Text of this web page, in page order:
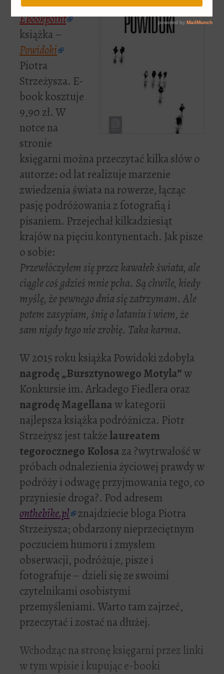
promocji na
Ebookpoint
książka –
Powidoki
Piotra
Strzeżysza. E-
book kosztuje
9,90 zł. W
notce na
stronie
księgarni można przeczytać kilka słów o
autorze: od lat realizuje marzenie
zwiedzenia świata na rowerze, łącząc
pasję podróżowania z fotografią i
pisaniem. Przejechał kilkadziesiąt
krajów na pięciu kontynentach. Jak pisze
o sobie:
Przewłóczyłem się przez kawałek świata, ale
ciągle coś gdzieś mnie pcha. Są chwile, kiedy
myślę, że pewnego dnia się zatrzymam. Ale
potem zasypiam, śnię o lataniu i wiem, że
sam nigdy tego nie zrobię. Taka karma.
W 2015 roku książka Powidoki zdobyła
nagrodę „Bursztynowego Motyla”w
Konkursie im. Arkadego Fiedlera oraz
nagrodę Magellanaw kategorii
najlepsza książka podróżnicza. Piotr
Strzeżysz jest takżelaureatem
tegorocznego Kolosaza ?wytrwałość w
próbach odnalezienia życiowej prawdy w
podróży i odwagę przyjmowania tego, co
przyniesie droga?. Pod adresem
onthebike.pl znajdziecie bloga Piotra
Strzeżysza;obdarzony nieprzeciętnym
poczuciem humoru i zmysłem
obserwacji, podróżuje, pisze i
fotografuje – dzieli się ze swoimi
czytelnikami osobistymi
przemyśleniami. Warto tam zajrzeć,
przeczytać i zostać na dłużej.
Wchodząc na stronę księgarni przez linki
w tym wpisie i kupując e-booki